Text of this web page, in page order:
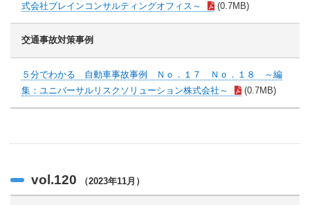
式会社ブレインコンサルティングオフィス～
(0.7MB)
交通事故対策事例
５分でわかる 自動車事故事例 Ｎｏ．１７ Ｎｏ．１８ ～編
集：ユニバーサルリスクソリューション株式会社～
(0.7MB)
vol.120 （2023年11月）